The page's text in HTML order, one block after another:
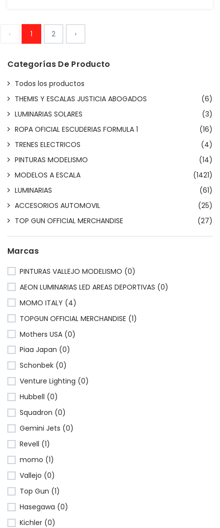
‹ 1 2 ›
Categorías De Producto
Todos los productos
THEMIS Y ESCALAS JUSTICIA ABOGADOS
(6)
LUMINARIAS SOLARES
(3)
ROPA OFICIAL ESCUDERIAS FORMULA 1
(16)
TRENES ELECTRICOS
(4)
PINTURAS MODELISMO
(14)
MODELOS A ESCALA
(1421)
LUMINARIAS
(61)
ACCESORIOS AUTOMOVIL
(25)
TOP GUN OFFICIAL MERCHANDISE
(27)
Marcas
PINTURAS VALLEJO MODELISMO (0)
AEON LUMINARIAS LED AREAS DEPORTIVAS (0)
MOMO ITALY (4)
TOPGUN OFFICIAL MERCHANDISE (1)
Mothers USA (0)
Piaa Japan (0)
Schonbek (0)
Venture Lighting (0)
Hubbell (0)
Squadron (0)
Gemini Jets (0)
Revell (1)
momo (1)
Vallejo (0)
Top Gun (1)
Hasegawa (0)
Kichler (0)